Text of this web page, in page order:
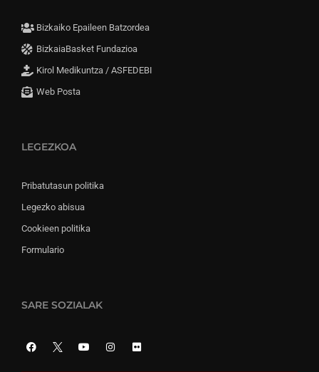
Bizkaiko Epaileen Batzordea
BizkaiaBasket Fundazioa
Kirol Medikuntza / ASFEDEBI
Web Posta
LEGEZKOA
Pribatutasun politika
Legezko abisua
Cookieen politika
Formulario
SARE SOZIALAK